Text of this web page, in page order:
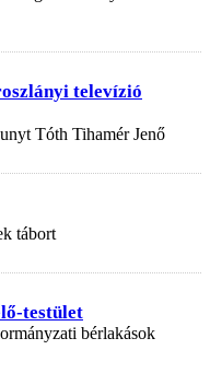
televízió
Tóth Tihamér Jenő
tábort
testület
bérlakások